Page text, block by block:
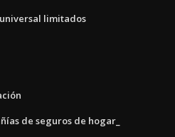
limitados
de seguros de hogar_